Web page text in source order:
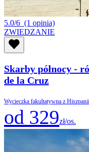
5.0/6 (1 opinia)
ZWIEDZANIE
Skarby północy -
de la Cruz
Wycieczka fakultatywna z
od 329zł/os.